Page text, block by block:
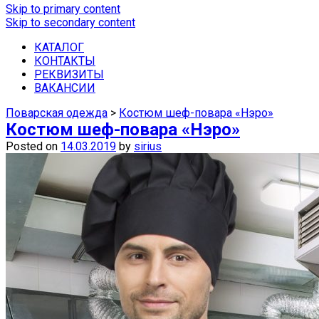
Купить спецодежду, спецобувь,
Skip to primary content
Skip to secondary content
КАТАЛОГ
КОНТАКТЫ
РЕКВИЗИТЫ
ВАКАНСИИ
Поварская одежда > Костюм шеф-повара «Нэро»
Костюм шеф-повара «Нэро»
Posted on 14.03.2019 by sirius